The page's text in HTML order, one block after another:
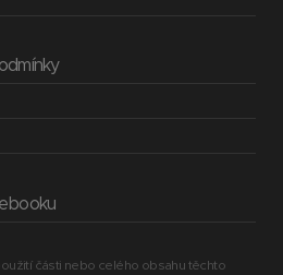
části nebo celého obsahu těchto